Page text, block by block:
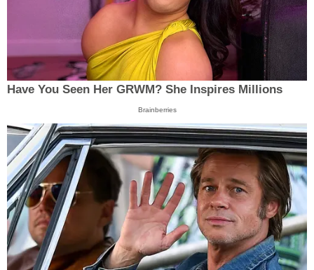
Have You Seen Her GRWM? She Inspires Millions
Brainberries